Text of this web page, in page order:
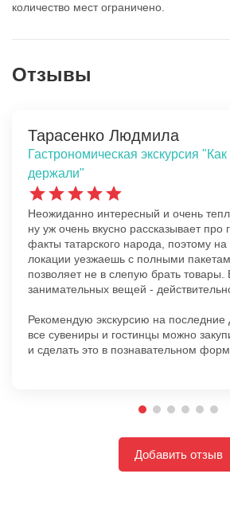
количество мест ограничено.
Отзывы
Тарасенко Людмила
Гастрономическая экскурсия
держали"
Неожиданно интересный и очень
ну уж очень вкусно рассказывает про
факты татарского народа, поэтому
локации уезжаешь с полными
позволяет не в слепую брать
занимательных вещей -
Рекомендую экскурсию на
все сувениры и гостинцы можно
и сделать это в познавательном
Добавить отзыв